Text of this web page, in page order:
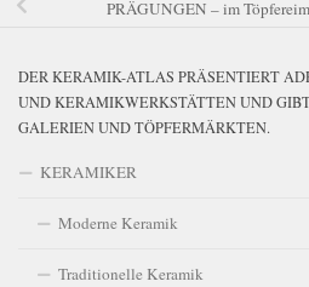
PRÄGUNGEN – im
DER KERAMIK-ATLAS PRÄSENTIERT
UND KERAMIKWERKSTÄTTEN UND
GALERIEN UND TÖPFERMÄRKTEN.
KERAMIKER
Moderne Keramik
Traditionelle Keramik